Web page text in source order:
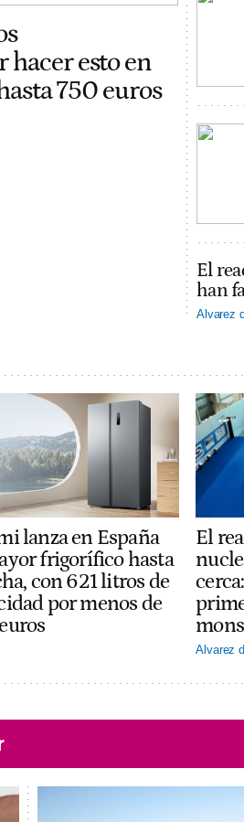
esto en
750 euros
El
han
Alvarez
lanza en España
frigorífico hasta
con 621 litros de
por menos de
El
Alvarez